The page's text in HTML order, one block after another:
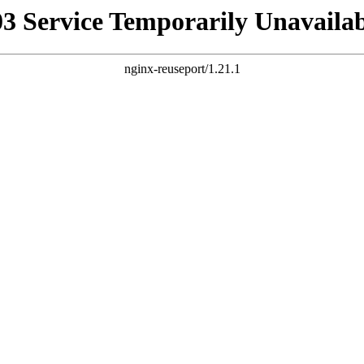
Service Temporarily
nginx-reuseport/1.21.1